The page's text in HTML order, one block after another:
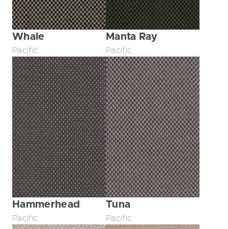
Whale
Pacific
Manta Ray
Pacific
Hammerhead
Pacific
Tuna
Pacific